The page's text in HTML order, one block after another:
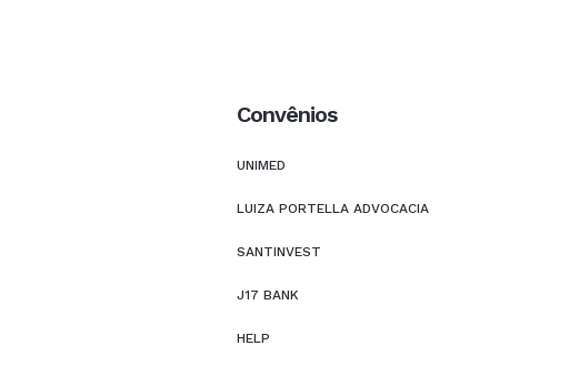
Convênios
UNIMED
LUIZA PORTELLA ADVOCACIA
SANTINVEST
J17 BANK
HELP